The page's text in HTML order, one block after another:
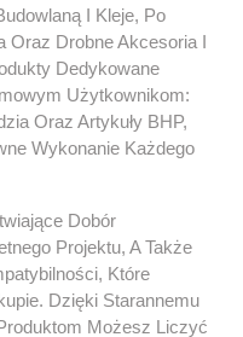
I Kleje, Po
Oraz Drobne Akcesoria I
Dedykowane
Użytkownikom:
Oraz Artykuły BHP,
Wykonanie Każdego
Dobór
Projektu, A Także
Które
Dzięki Starannemu
Możesz Liczyć